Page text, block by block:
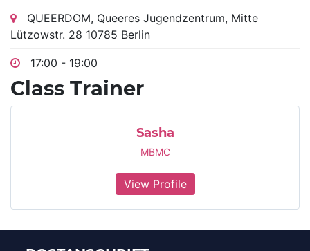
QUEERDOM, Queeres Jugendzentrum, Mitte
Lützowstr. 28 10785 Berlin
17:00 - 19:00
Class Trainer
Sasha
MBMC
View Profile